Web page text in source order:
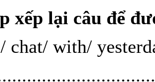
xếp lại câu để
chat/ with/